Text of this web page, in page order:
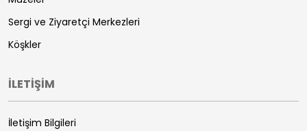
Sergi ve Ziyaretçi Merkezleri
Köşkler
İLETİŞİM
İletişim Bilgileri